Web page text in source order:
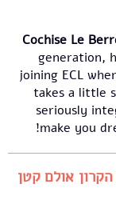
Cochise Le
generation,
joining ECL
takes a little
seriously
make you